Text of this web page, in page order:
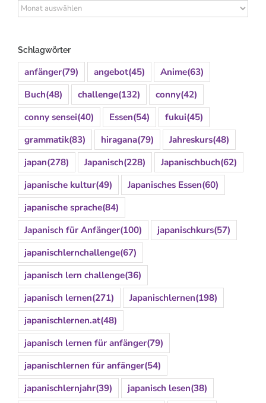
Archiv
Schlagwörter
anfänger(79) angebot(45) Anime(63)
Buch(48) challenge(132) conny(42)
conny sensei(40) Essen(54) fukui(45)
grammatik(83) hiragana(79) Jahreskurs(48)
japan(278) Japanisch(228) Japanischbuch(62)
japanische kultur(49) Japanisches Essen(60)
japanische sprache(84)
Japanisch für Anfänger(100) japanischkurs(57)
japanischlernchallenge(67)
japanisch lern challenge(36)
japanisch lernen(271) Japanischlernen(198)
japanischlernen.at(48)
japanisch lernen für anfänger(79)
japanischlernen für anfänger(54)
japanischlernjahr(39) japanisch lesen(38)